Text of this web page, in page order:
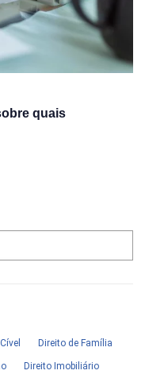
quais
Direito de Família
Direito Imobiliário